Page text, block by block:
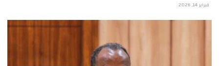
فبراير 14, 2026